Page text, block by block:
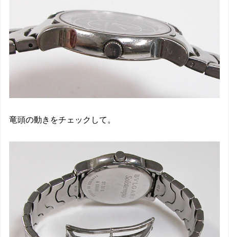
竜頭の動きをチェックして。